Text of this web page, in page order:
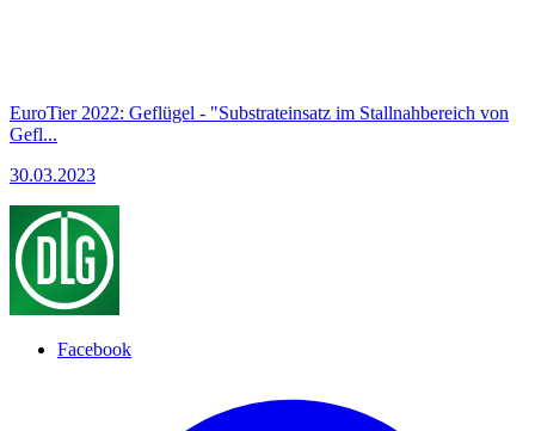
EuroTier 2022: Geflügel - "Substrateinsatz im Stallnahbereich von
Gefl...
30.03.2023
Facebook